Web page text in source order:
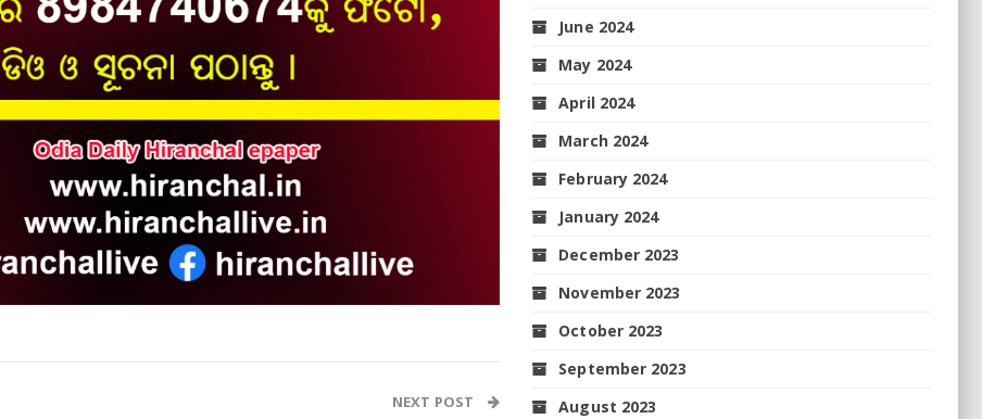
NEXT POST
June 2024
May 2024
April 2024
March 2024
February 2024
January 2024
December 2023
November 2023
October 2023
September 2023
August 2023